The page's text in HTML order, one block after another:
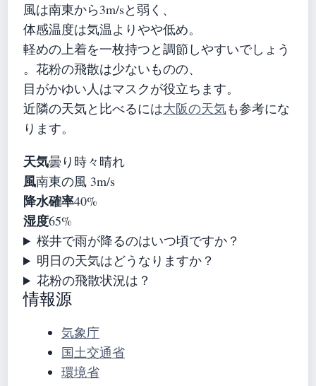
風は南東から3m/sと弱く、
体感温度は気温よりやや低め。
軽めの上着を一枚持つと調節しやすいでしょう
。花粉の飛散は少ないものの、
目がかゆい人はマスクが役立ちます。
近隣の天気と比べるには大阪の天気も参考にな
ります。
天気曇り時々晴れ
風南東の風 3m/s
降水確率40%
湿度65%
桜井で雨が降るのはいつ頃ですか？
明日の天気はどうなりますか？
花粉の飛散状況は？
情報源
気象庁
国土交通省
環境省